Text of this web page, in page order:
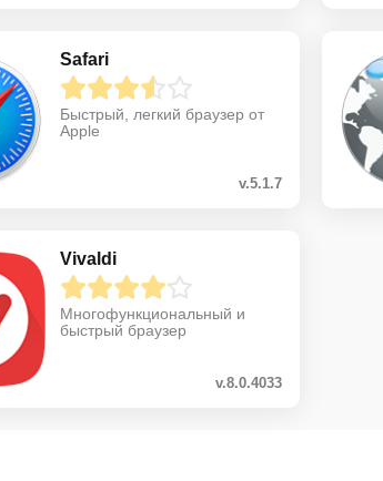
Safari
Быстрый, легкий браузер от
Apple
v.5.1.7
Vivaldi
Многофункциональный и
быстрый браузер
v.8.0.4033